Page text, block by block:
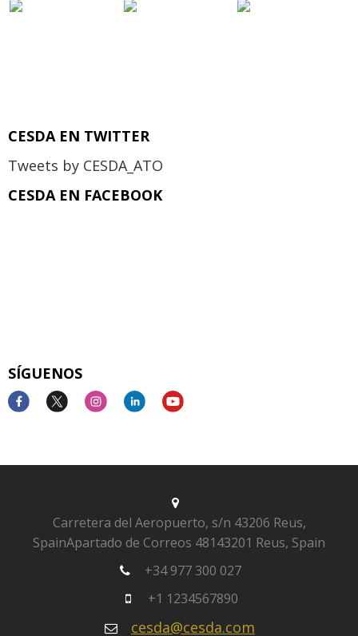
CESDA EN TWITTER
Tweets by CESDA_ATO
CESDA EN FACEBOOK
SÍGUENOS
Carretera del Aeropuerto, s/n 43206 Reus,
SpainApartado de Correos 48143201 Reus, Spain
+34 977 300 027
+1 1234567890
cesda@cesda.com